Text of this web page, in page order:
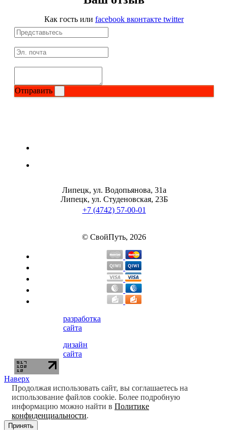
Здоровая печень
Здоровье костей
Лецитин
Сердце и Сосуды
Сывороточный протеин
Казеин
Многокомпонентный и яичный протеин
Как гость или facebook вконтакте twitter
Отправить
Липецк, ул. Водопьянова, 31а
Липецк, ул. Студеновская, 23Б
+7 (4742) 57-00-01
© СвойПуть, 2026
разработка
сайта
дизайн
сайта
Наверх
Продолжая использовать сайт, вы соглашаетесь на
использование файлов cookie. Более подробную
информацию можно найти в Политике
конфиденциальности.
Принять